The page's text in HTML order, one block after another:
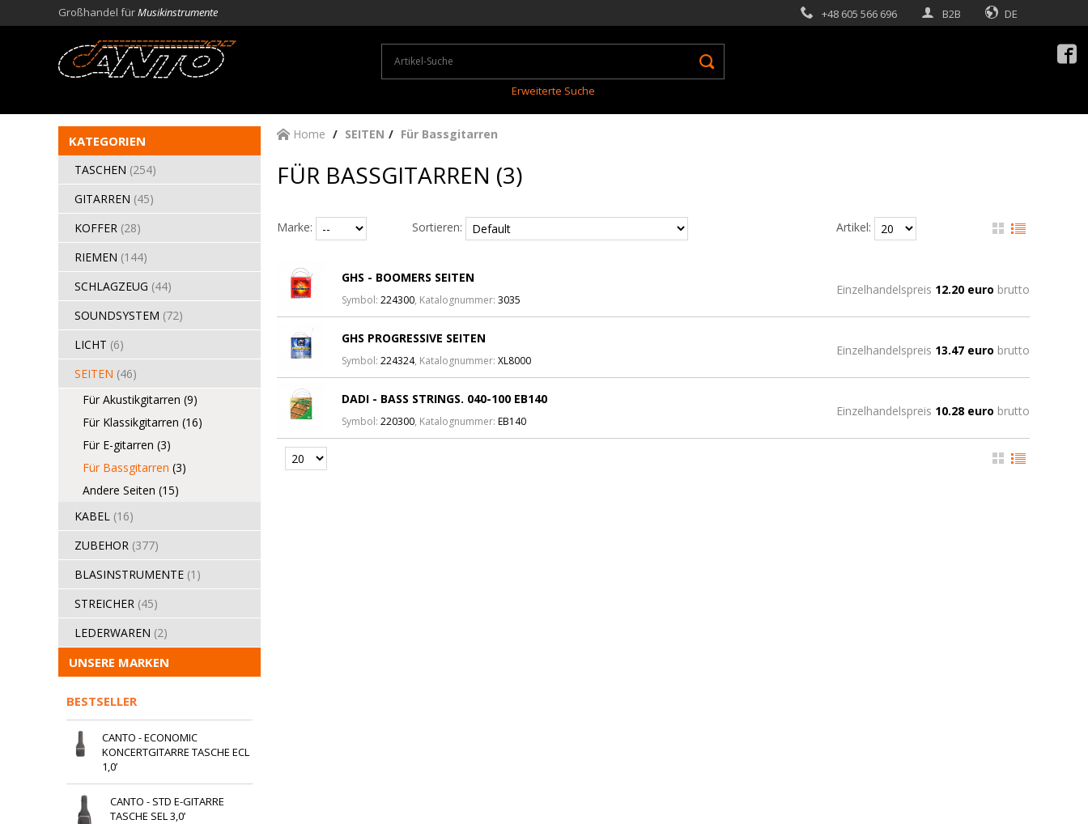
Großhandel fürMusikinstrumente +48 605 566 696 B2B DE
Erweiterte Suche
KATEGORIEN
TASCHEN (254)
GITARREN (45)
KOFFER (28)
RIEMEN (144)
SCHLAGZEUG (44)
SOUNDSYSTEM (72)
LICHT (6)
SEITEN (46)
Für Akustikgitarren (9)
Für Klassikgitarren (16)
Für E-gitarren (3)
Für Bassgitarren (3)
Andere Seiten (15)
KABEL (16)
ZUBEHOR (377)
BLASINSTRUMENTE (1)
STREICHER (45)
LEDERWAREN (2)
UNSERE MARKEN
BESTSELLER
CANTO - ECONOMIC
KONCERTGITARRE TASCHE ECL
1,0’
CANTO - STD E-GITARRE
TASCHE SEL 3,0’
Home SEITEN Für Bassgitarren
FÜR BASSGITARREN (3)
Marke: Sortieren: Artikel:
GHS - BOOMERS SEITEN
Symbol: 224300, Katalognummer: 3035
Einzelhandelspreis 12.20 euro brutto
GHS PROGRESSIVE SEITEN
Symbol: 224324, Katalognummer: XL8000
Einzelhandelspreis 13.47 euro brutto
DADI - BASS STRINGS. 040-100 EB140
Symbol: 220300, Katalognummer: EB140
Einzelhandelspreis 10.28 euro brutto
